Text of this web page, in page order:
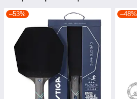
–53% –48%